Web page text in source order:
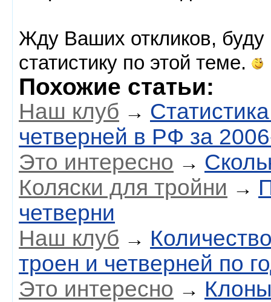
Жду Ваших откликов, буду
статистику по этой теме.
Похожие статьи:
Наш клуб →
четверней в РФ за
Это интересно →
Коляски для тройни →
четверни
Наш клуб →
троен и четверней по
Это интересно →